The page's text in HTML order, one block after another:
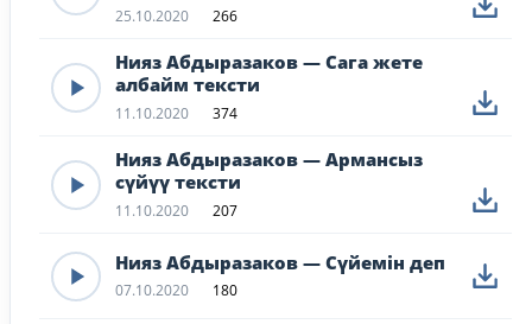
25.10.2020 266
Нияз Абдыразаков — Сага жете
албайм тексти
11.10.2020 374
Нияз Абдыразаков — Армансыз
сүйүү тексти
11.10.2020 207
Нияз Абдыразаков — Сүйемін деп
07.10.2020 180